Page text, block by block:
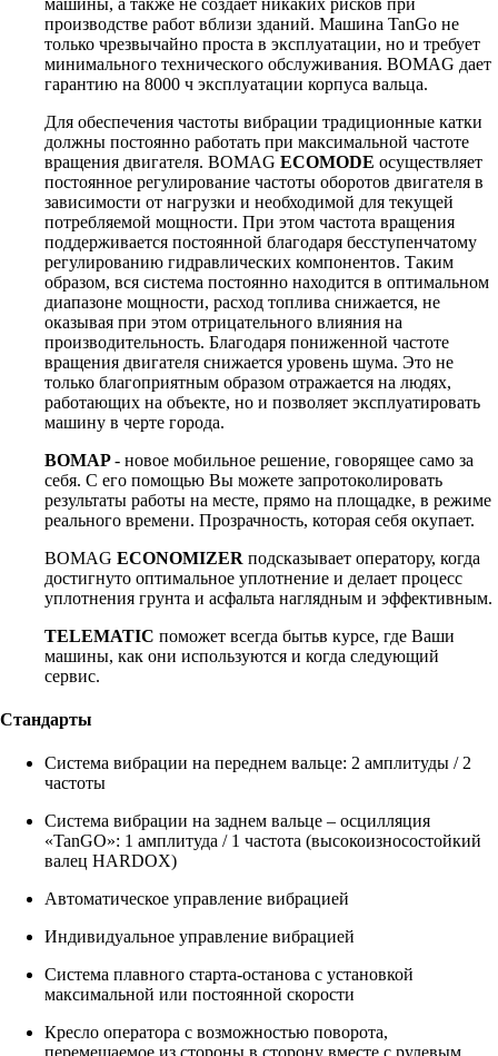
производстве работ вблизи зданий. Машина TanGo не
только чрезвычайно проста в эксплуатации, но и требует
минимального технического обслуживания. BOMAG дает
гарантию на 8000 ч эксплуатации корпуса вальца.
Для обеспечения частоты вибрации традиционные катки
должны постоянно работать при максимальной частоте
вращения двигателя. BOMAG ECOMODE осуществляет
постоянное регулирование частоты оборотов двигателя в
зависимости от нагрузки и необходимой для текущей
потребляемой мощности. При этом частота вращения
поддерживается постоянной благодаря бесступенчатому
регулированию гидравлических компонентов. Таким
образом, вся система постоянно находится в оптимальном
диапазоне мощности, расход топлива снижается, не
оказывая при этом отрицательного влияния на
производительность. Благодаря пониженной частоте
вращения двигателя снижается уровень шума. Это не
только благоприятным образом отражается на людях,
работающих на объекте, но и позволяет эксплуатировать
машину в черте города.
BOMAP- новое мобильное решение, говорящее само за
себя. С его помощью Вы можете запротоколировать
результаты работы на месте, прямо на площадке, в режиме
реального времени. Прозрачность, которая себя окупает.
BOMAG ECONOMIZER подсказывает оператору, когда
достигнуто оптимальное уплотнение и делает процесс
уплотнения грунта и асфальта наглядным и эффективным.
TELEMATIC поможет всегда бытьв курсе, где Ваши
машины, как они используются и когда следующий
сервис.
Стандарты
Система вибрации на переднем вальце: 2 амплитуды / 2
частоты
Система вибрации на заднем вальце – осцилляция
«TanGO»: 1 амплитуда / 1 частота (высокоизносостойкий
валец HARDOX)
Автоматическое управление вибрацией
Индивидуальное управление вибрацией
Система плавного старта-останова с установкой
максимальной или постоянной скорости
Кресло оператора с возможностью поворота,